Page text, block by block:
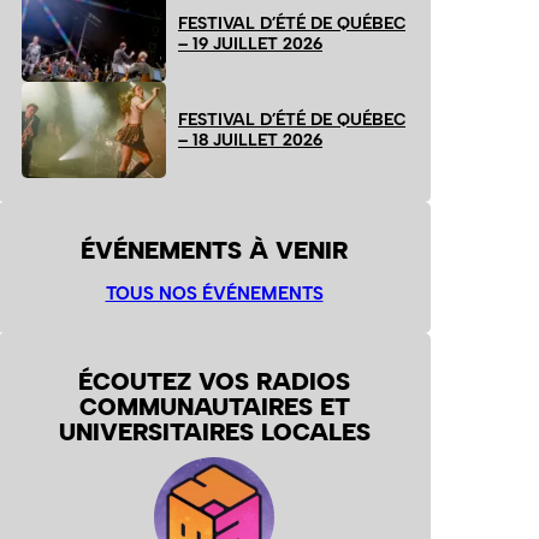
FESTIVAL D’ÉTÉ DE QUÉBEC
– 19 JUILLET 2026
FESTIVAL D’ÉTÉ DE QUÉBEC
– 18 JUILLET 2026
ÉVÉNEMENTS À VENIR
TOUS NOS ÉVÉNEMENTS
ÉCOUTEZ VOS RADIOS
COMMUNAUTAIRES ET
UNIVERSITAIRES LOCALES